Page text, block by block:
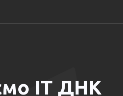
ІТ ДНК